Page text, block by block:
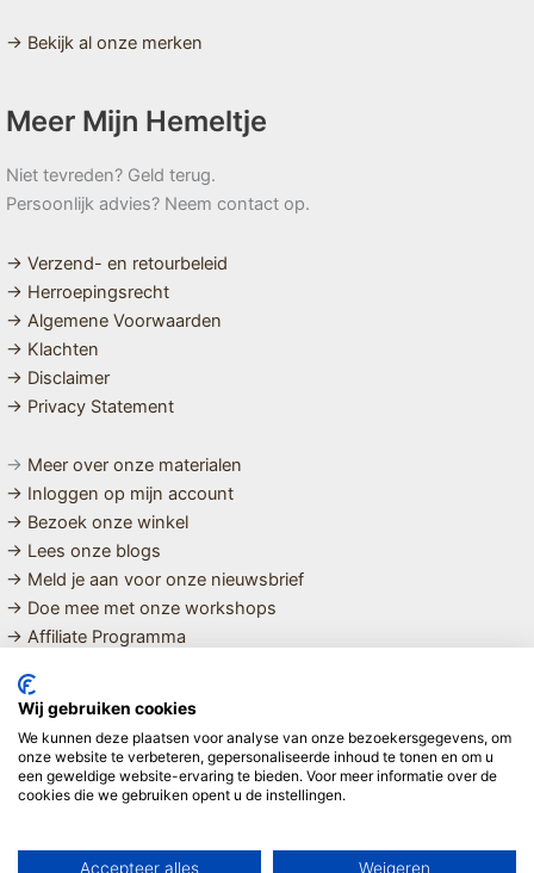
→ Bekijk al onze merken
Meer Mijn Hemeltje
Niet tevreden? Geld terug.
Persoonlijk advies? Neem contact op.
→ Verzend- en retourbeleid
→ Herroepingsrecht
→ Algemene Voorwaarden
→ Klachten
→ Disclaimer
→ Privacy Statement
→ Meer over onze materialen
→ Inloggen op mijn account
→ Bezoek onze winkel
→ Lees onze blogs
→ Meld je aan voor onze nieuwsbrief
→ Doe mee met onze workshops
→ Affiliate Programma
MET LIEFDE SAMENGESTELDE
BIOLOGISCHE EN DUURZAME PRODUCTEN VOOR HET HELE
GEZIN
Wij gebruiken cookies
We kunnen deze plaatsen voor analyse van onze bezoekersgegevens, om
onze website te verbeteren, gepersonaliseerde inhoud te tonen en om u
een geweldige website-ervaring te bieden. Voor meer informatie over de
cookies die we gebruiken opent u de instellingen.
Accepteer alles Weigeren